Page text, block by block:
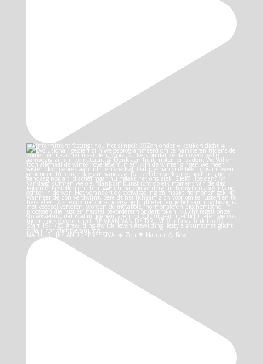
NATUURLIJKE ANTIDEPRESSIVA: ☀️ Zon 🌳 Natuur 💪 Bew